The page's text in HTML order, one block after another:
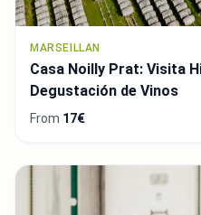
MARSEILLAN
Casa Noilly Prat: Visita
Degustación de Vinos
From 17€